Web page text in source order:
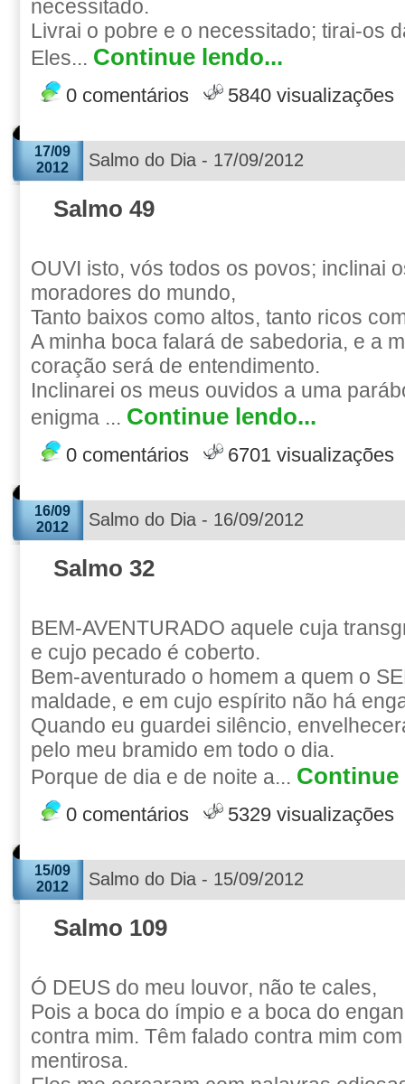
necessitado.
Livrai o pobre e o necessitado; tirai-os
Eles... Continue lendo...
0 comentários 5840 visualizações
17/09
2012
Salmo do Dia - 17/09/2012
Salmo 49
OUVI isto, vós todos os povos; inclinai
moradores do mundo,
Tanto baixos como altos, tanto ricos
A minha boca falará de sabedoria, e a
coração será de entendimento.
Inclinarei os meus ouvidos a uma
enigma ... Continue lendo...
0 comentários 6701 visualizações
16/09
2012
Salmo do Dia - 16/09/2012
Salmo 32
BEM-AVENTURADO aquele cuja
e cujo pecado é coberto.
Bem-aventurado o homem a quem o
maldade, e em cujo espírito não há
Quando eu guardei silêncio,
pelo meu bramido em todo o dia.
Porque de dia e de noite a... Continue
0 comentários 5329 visualizações
15/09
2012
Salmo do Dia - 15/09/2012
Salmo 109
Ó DEUS do meu louvor, não te cales,
Pois a boca do ímpio e a boca do
contra mim. Têm falado contra mim
mentirosa.